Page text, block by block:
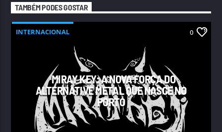
TAMBÉM PODES GOSTAR
INTERNACIONAL 0
MIRAY KEY: A NOVA FORÇA DO
ALTERNATIVE METAL QUE NASCE NO
PORTO